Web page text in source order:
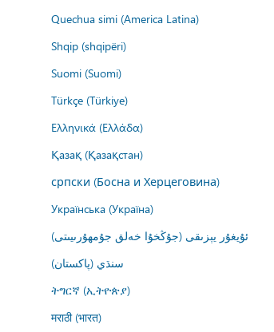
Quechua simi (America Latina)
Shqip (shqipëri)
Suomi (Suomi)
Türkçe (Türkiye)
Ελληνικά (Ελλάδα)
Қазақ (Қазақстан)
српски (Босна и Херцеговина)
Українська (Україна)
ئۇيغۇر يېزىقى (جۇڭخۇا خەلق جۇمھۇرىيىتى)
سنڌي (پاکستان)
ትግርኛ (ኢትዮጵያ)
मराठी (भारत)